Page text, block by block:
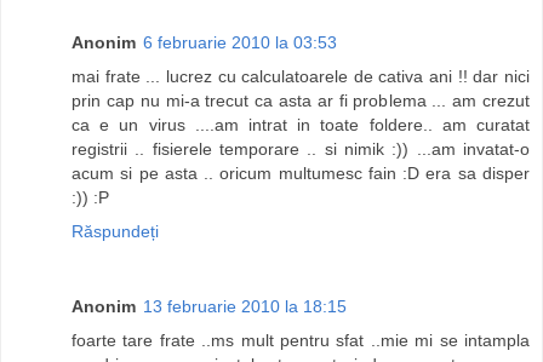
Anonim 6 februarie 2010 la 03:53
mai frate ... lucrez cu calculatoarele de cativa ani !! dar nici
prin cap nu mi-a trecut ca asta ar fi problema ... am crezut
ca e un virus ....am intrat in toate foldere.. am curatat
registrii .. fisierele temporare .. si nimik :)) ...am invatat-o
acum si pe asta .. oricum multumesc fain :D era sa disper
:)) :P
Răspundeți
Anonim 13 februarie 2010 la 18:15
foarte tare frate ..ms mult pentru sfat ..mie mi se intampla